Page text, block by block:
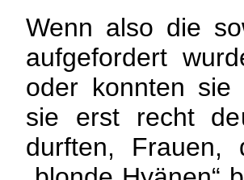
Wenn also die
aufgefordert
oder konnten sie
sie erst recht
durften, Frauen,